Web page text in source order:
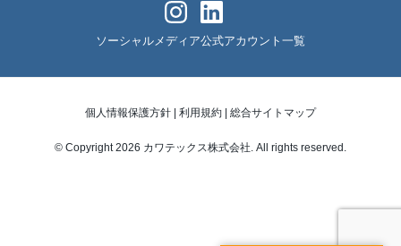
ソーシャルメディア公式アカウント一覧
個人情報保護方針 | 利用規約 | 総合サイトマップ
© Copyright 2026 カワテックス株式会社. All rights reserved.